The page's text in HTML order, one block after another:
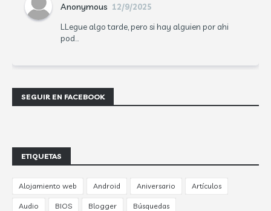
Anonymous 12/9/2025
LLegue algo tarde, pero si hay alguien por ahi
pod...
SEGUIR EN FACEBOOK
ETIQUETAS
Alojamiento web Android Aniversario Artículos
Audio BIOS Blogger Búsquedas